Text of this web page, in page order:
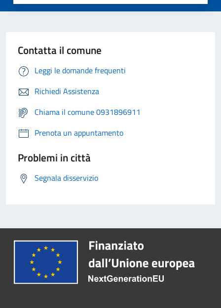
Contatta il comune
Leggi le domande frequenti
Richiedi Assistenza
Chiama il comune 0931896911
Prenota un appuntamento
Problemi in città
Segnala disservizio